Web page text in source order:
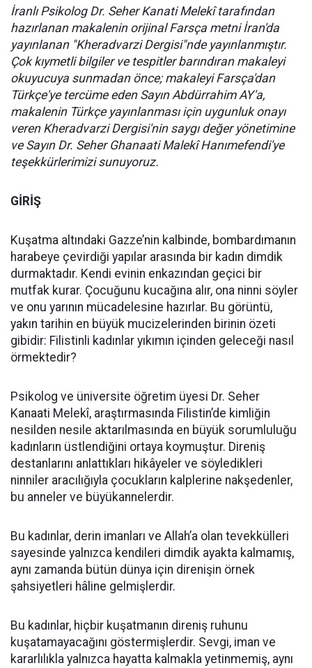
İranlı Psikolog Dr. Seher Kanati Melekî tarafından
hazırlanan makalenin orijinal Farsça metni İran'da
yayınlanan "Kheradvarzi Dergisi"nde yayınlanmıştır.
Çok kıymetli bilgiler ve tespitler barındıran makaleyi
okuyucuya sunmadan önce; makaleyi Farsça'dan
Türkçe'ye tercüme eden Sayın Abdürrahim AY'a,
makalenin Türkçe yayınlanması için uygunluk onayı
veren Kheradvarzi Dergisi'nin saygı değer yönetimine
ve Sayın Dr. Seher Ghanaati Malekî Hanımefendi'ye
teşekkürlerimizi sunuyoruz.
GİRİŞ
Kuşatma altındaki Gazze’nin kalbinde, bombardımanın
harabeye çevirdiği yapılar arasında bir kadın dimdik
durmaktadır. Kendi evinin enkazından geçici bir
mutfak kurar. Çocuğunu kucağına alır, ona ninni söyler
ve onu yarının mücadelesine hazırlar. Bu görüntü,
yakın tarihin en büyük mucizelerinden birinin özeti
gibidir: Filistinli kadınlar yıkımın içinden geleceği nasıl
örmektedir?
Psikolog ve üniversite öğretim üyesi Dr. Seher
Kanaati Melekî, araştırmasında Filistin’de kimliğin
nesilden nesile aktarılmasında en büyük sorumluluğu
kadınların üstlendiğini ortaya koymuştur. Direniş
destanlarını anlattıkları hikâyeler ve söyledikleri
ninniler aracılığıyla çocukların kalplerine nakşedenler,
bu anneler ve büyükannelerdir.
Bu kadınlar, derin imanları ve Allah’a olan tevekkülleri
sayesinde yalnızca kendileri dimdik ayakta kalmamış,
aynı zamanda bütün dünya için direnişin örnek
şahsiyetleri hâline gelmişlerdir.
Bu kadınlar, hiçbir kuşatmanın direniş ruhunu
kuşatamayacağını göstermişlerdir. Sevgi, iman ve
kararlılıkla yalnızca hayatta kalmakla yetinmemiş, aynı